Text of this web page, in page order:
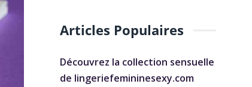
Articles Populaires
Découvrez la collection sensuelle
de lingeriefemininesexy.com